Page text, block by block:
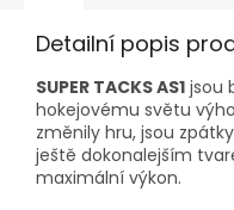
Detailní popis
SUPER TACKS AS1 jsou
hokejovému světu
změnily hru, jsou
ještě dokonalejším
maximální výkon.